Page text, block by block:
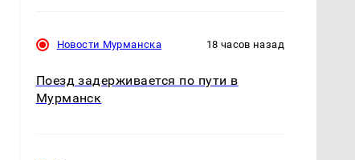
Новости Мурманска 18 часов назад
Поезд задерживается по пути в
Мурманск